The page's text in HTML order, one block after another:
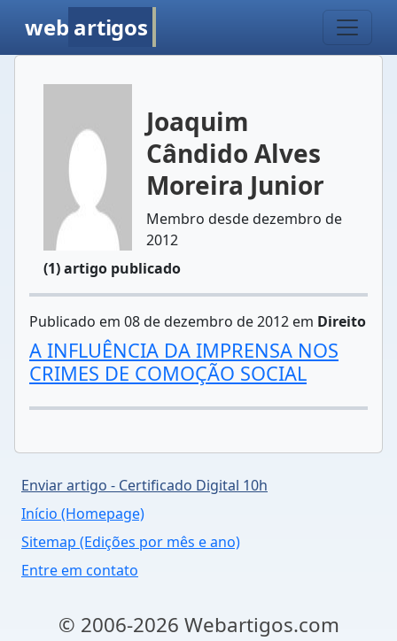
web artigos
Joaquim
Cândido Alves
Moreira Junior
Membro desde dezembro de
2012
(1) artigo publicado
Publicado em 08 de dezembro de 2012 em Direito
A INFLUÊNCIA DA IMPRENSA NOS
CRIMES DE COMOÇÃO SOCIAL
Enviar artigo - Certificado Digital 10h
Início (Homepage)
Sitemap (Edições por mês e ano)
Entre em contato
© 2006-2026 Webartigos.com